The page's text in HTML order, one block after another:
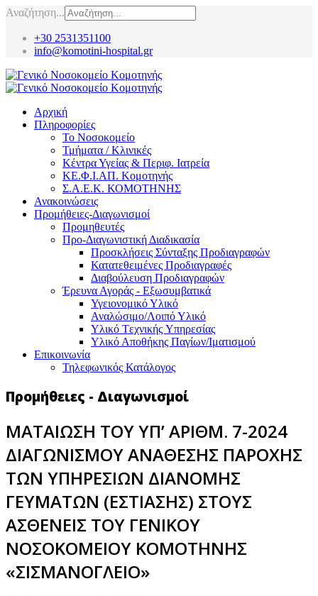
Αναζήτηση...
+30 2531351100
info@komotini-hospital.gr
Αρχική
Πληροφορίες
Το Νοσοκομείο
Τμήματα / Κλινικές
Κέντρα Υγείας & Περιφ. Ιατρεία
ΚΕ.Φ.Ι.ΑΠ. Κομοτηνής
Σ.Α.Ε.Κ. ΚΟΜΟΤΗΝΗΣ
Ανακοινώσεις
Προμήθειες-Διαγωνισμοί
Προμηθευτές
Προ-Διαγωνιστική Διαδικασία
Προσκλήσεις Σύνταξης Προδιαγραφών
Κατατεθειμένες Προδιαγραφές
Διαβούλευση Προδιαγραφών
Έρευνα Αγοράς - Εξωσυμβατικά
Υγειονομικό Υλικό
Αναλώσιμο/Λοιπό Υλικό
Υλικό Tεχνικής Yπηρεσίας
Υλικό Αποθήκης Παγίων/Ιματισμού
Επικοινωνία
Τηλεφωνικός Κατάλογος
Προμήθειες - Διαγωνισμοί
ΜΑΤΑΙΩΣΗ ΤΟΥ ΥΠ’ ΑΡΙΘΜ. 7-2024
ΔΙΑΓΩΝΙΣΜΟΥ ΑΝΑΘΕΣΗΣ ΠΑΡΟΧΗΣ
ΤΩΝ ΥΠΗΡΕΣΙΩΝ ΔΙΑΝΟΜΗΣ
ΓΕΥΜΑΤΩΝ (ΕΣΤΙΑΣΗΣ) ΣΤΟΥΣ
ΑΣΘΕΝΕΙΣ ΤΟΥ ΓΕΝΙΚΟΥ
ΝΟΣΟΚΟΜΕΙΟΥ ΚΟΜΟΤΗΝΗΣ
«ΣΙΣΜΑΝΟΓΛΕΙΟ»